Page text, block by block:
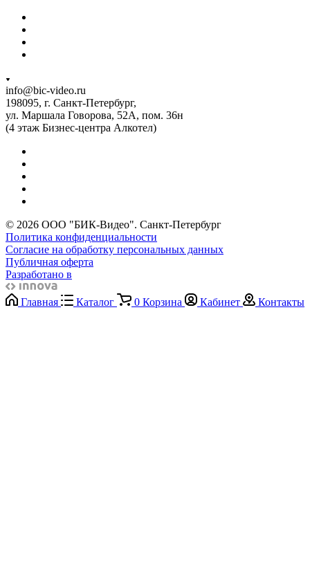
info@bic-video.ru
198095, г. Санкт-Петербург,
ул. Маршала Говорова, 52А, пом. 36н
(4 этаж Бизнес-центра Алкотел)
© 2026 ООО "БИК-Видео". Санкт-Петербург
Политика конфиденциальности
Согласие на обработку персональных данных
Публичная оферта
Разработано в
Главная Каталог 0 Корзина Кабинет Контакты